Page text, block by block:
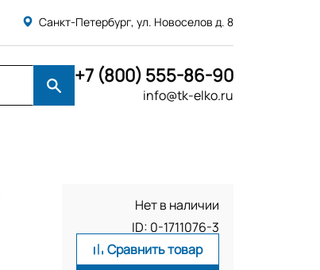
Санкт-Петербург, ул. Новоселов д. 8
+7 (800) 555-86-90
info@tk-elko.ru
Нет в наличии
ID: 0-1711076-3
Сравнить товар